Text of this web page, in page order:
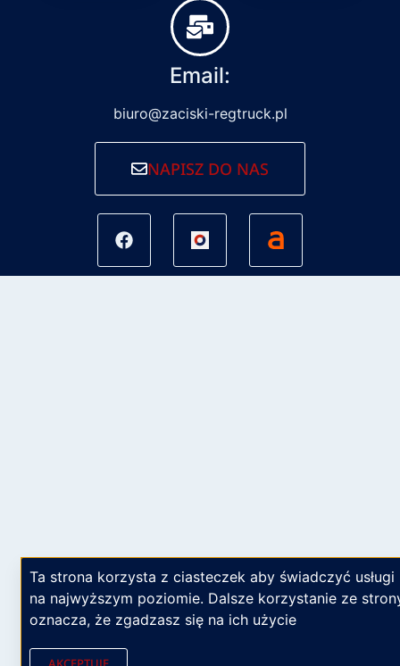
Email:
biuro@zaciski-regtruck.pl
NAPISZ DO NAS
Ta strona korzysta z ciasteczek aby świadczyć usługi
na najwyższym poziomie. Dalsze korzystanie ze
oznacza, że zgadzasz się na ich użycie